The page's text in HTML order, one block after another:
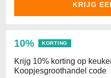
KRIJG
10% KORTING
Krijg 10% korting op
Koopjesgroothandel code